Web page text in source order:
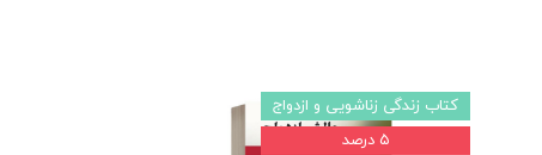
کتاب زندگی زناشویی و ازدواج
۵ درصد